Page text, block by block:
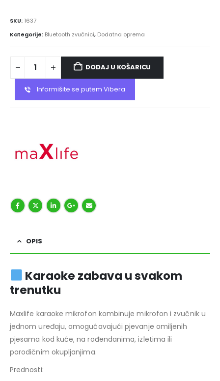
SKU: 1637
Kategorije: Bluetooth zvučnici, Dodatna oprema
DODAJ U KOŠARICU
Informišite se putem Vibera
OPIS
Karaoke zabava u svakom
trenutku
Maxlife karaoke mikrofon kombinuje mikrofon i zvučnik u
jednom uređaju, omogućavajući pjevanje omiljenih
pjesama kod kuće, na rođendanima, izletima ili
porodičnim okupljanjima.
Prednosti: